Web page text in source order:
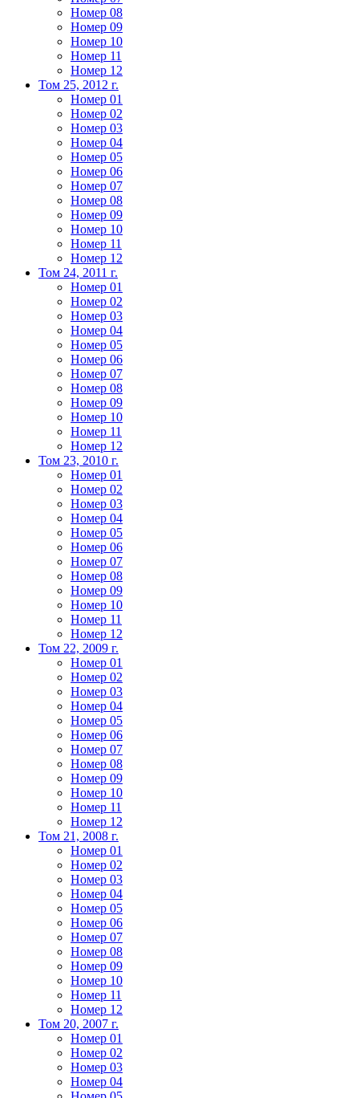
Номер 08
Номер 09
Номер 10
Номер 11
Номер 12
Том 25, 2012 г.
Номер 01
Номер 02
Номер 03
Номер 04
Номер 05
Номер 06
Номер 07
Номер 08
Номер 09
Номер 10
Номер 11
Номер 12
Том 24, 2011 г.
Номер 01
Номер 02
Номер 03
Номер 04
Номер 05
Номер 06
Номер 07
Номер 08
Номер 09
Номер 10
Номер 11
Номер 12
Том 23, 2010 г.
Номер 01
Номер 02
Номер 03
Номер 04
Номер 05
Номер 06
Номер 07
Номер 08
Номер 09
Номер 10
Номер 11
Номер 12
Том 22, 2009 г.
Номер 01
Номер 02
Номер 03
Номер 04
Номер 05
Номер 06
Номер 07
Номер 08
Номер 09
Номер 10
Номер 11
Номер 12
Том 21, 2008 г.
Номер 01
Номер 02
Номер 03
Номер 04
Номер 05
Номер 06
Номер 07
Номер 08
Номер 09
Номер 10
Номер 11
Номер 12
Том 20, 2007 г.
Номер 01
Номер 02
Номер 03
Номер 04